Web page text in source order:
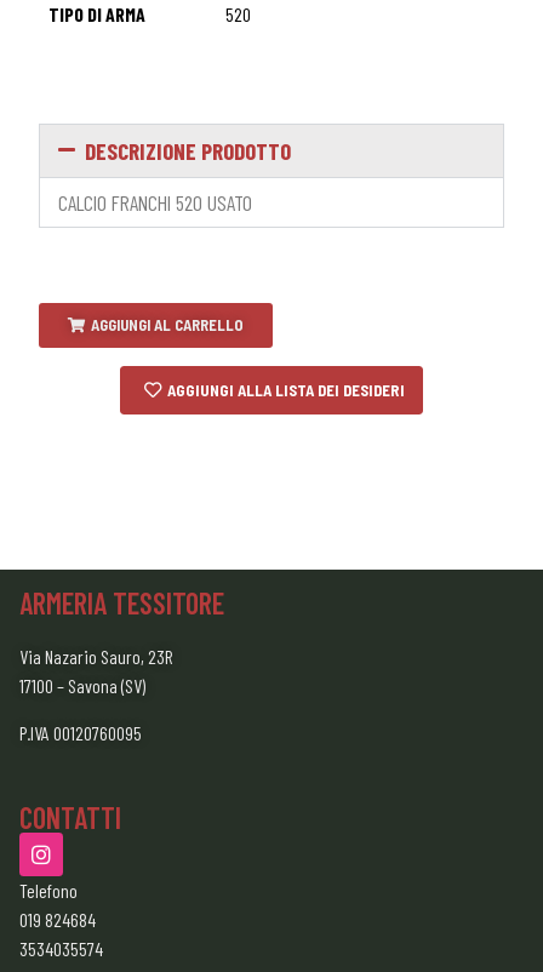
TIPO DI ARMA 520
DESCRIZIONE PRODOTTO
CALCIO FRANCHI 520 USATO
AGGIUNGI AL CARRELLO
AGGIUNGI ALLA LISTA DEI DESIDERI
ARMERIA TESSITORE
Via Nazario Sauro, 23R
17100 – Savona (SV)
P.IVA 00120760095
CONTATTI
Telefono
019 824684
3534035574